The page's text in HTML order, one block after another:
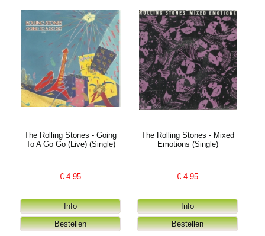
The Rolling Stones - Going
To A Go Go (Live) (Single)
€4.95
The Rolling Stones - Mixed
Emotions (Single)
€4.95